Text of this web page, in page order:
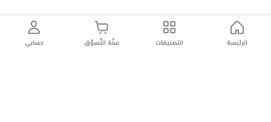
الرئيسة التصنيفات سلّة التّسوّق حسابي